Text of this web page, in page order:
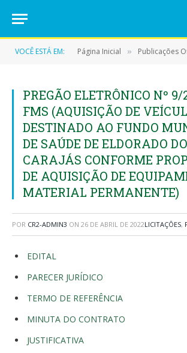
VOCÊ ESTÁ EM: Página Inicial » Publicações
PREGÃO ELETRÔNICO Nº
FMS (AQUISIÇÃO DE
DESTINADO AO FUNDO
DE SAÚDE DE ELDORADO DO
CARAJÁS CONFORME
DE AQUISIÇÃO DE
MATERIAL PERMANENTE)
POR CR2-ADMIN3 ON 26 DE ABRIL DE 2022LICITAÇÕES,
EDITAL
PARECER JURÍDICO
TERMO DE REFERÊNCIA
MINUTA DO CONTRATO
JUSTIFICATIVA